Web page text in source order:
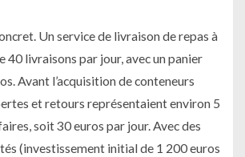
Un service de livraison de repas à
40 livraisons par jour, avec un panier
Avant l’acquisition de conteneurs
et retours représentaient environ 5
soit 30 euros par jour. Avec des
(investissement initial de 1 200 euros